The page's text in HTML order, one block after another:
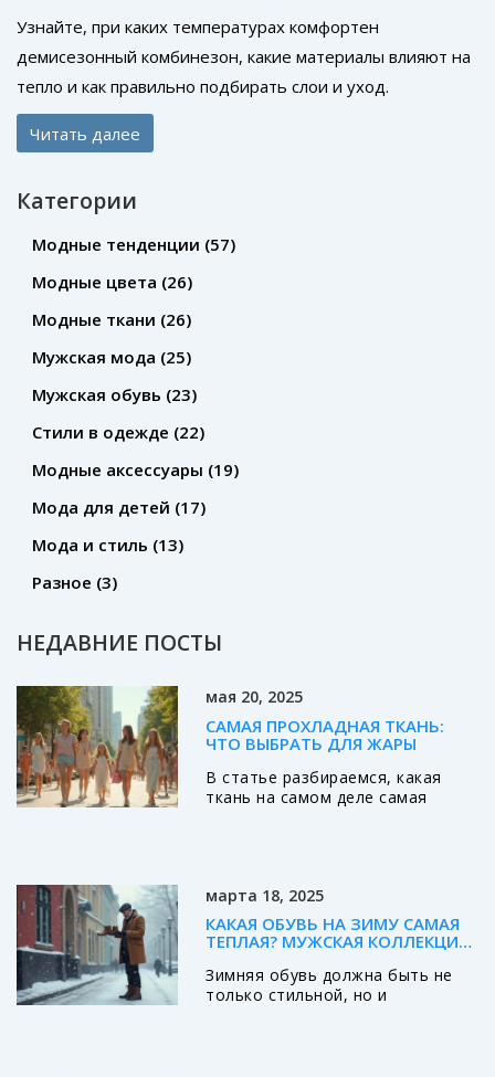
Узнайте, при каких температурах комфортен
демисезонный комбинезон, какие материалы влияют на
тепло и как правильно подбирать слои и уход.
Читать далее
Категории
Модные тенденции (57)
Модные цвета (26)
Модные ткани (26)
Мужская мода (25)
Мужская обувь (23)
Стили в одежде (22)
Модные аксессуары (19)
Мода для детей (17)
Мода и стиль (13)
Разное (3)
НЕДАВНИЕ ПОСТЫ
мая 20, 2025
САМАЯ ПРОХЛАДНАЯ ТКАНЬ:
ЧТО ВЫБРАТЬ ДЛЯ ЖАРЫ
В статье разбираемся, какая
ткань на самом деле самая
страдать от сильной жары в
городе и на отдыхе. Есть ли
разница между модными тканями
хлопка? Раскрываю секреты и
делюсь своим опытом.
марта 18, 2025
КАКАЯ ОБУВЬ НА ЗИМУ САМАЯ
ТЕПЛАЯ? МУЖСКАЯ КОЛЛЕКЦИЯ
Зимняя обувь должна быть не
только стильной, но и